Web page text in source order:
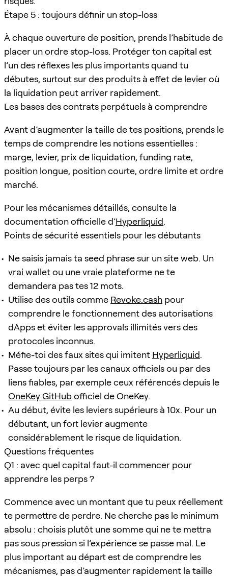
Étape 5 : toujours définir un stop-loss
À chaque ouverture de position, prends l’habitude de
placer un ordre stop-loss. Protéger ton capital est
l’un des réflexes les plus importants quand tu
débutes, surtout sur des produits à effet de levier où
la liquidation peut arriver rapidement.
Les bases des contrats perpétuels à comprendre
Avant d’augmenter la taille de tes positions, prends le
temps de comprendre les notions essentielles :
marge, levier, prix de liquidation, funding rate,
position longue, position courte, ordre limite et ordre
marché.
Pour les mécanismes détaillés, consulte la
documentation officielle d’Hyperliquid.
Points de sécurité essentiels pour les débutants
Ne saisis jamais ta seed phrase sur un site web. Un
vrai wallet ou une vraie plateforme ne te
demandera pas tes 12 mots.
Utilise des outils comme Revoke.cash pour
comprendre le fonctionnement des autorisations
dApps et éviter les approvals illimités vers des
protocoles inconnus.
Méfie-toi des faux sites qui imitent Hyperliquid.
Passe toujours par les canaux officiels ou par des
liens fiables, par exemple ceux référencés depuis le
OneKey GitHubofficiel de OneKey.
Au début, évite les leviers supérieurs à 10x. Pour un
débutant, un fort levier augmente
considérablement le risque de liquidation.
Questions fréquentes
Q1 : avec quel capital faut-il commencer pour
apprendre les perps ?
Commence avec un montant que tu peux réellement
te permettre de perdre. Ne cherche pas le minimum
absolu : choisis plutôt une somme qui ne te mettra
pas sous pression si l’expérience se passe mal. Le
plus important au départ est de comprendre les
mécanismes, pas d’augmenter rapidement la taille